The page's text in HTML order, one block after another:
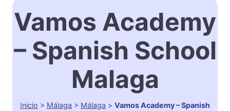
Vamos Academy
– Spanish School
Malaga
Inicio > Málaga > Málaga > Vamos Academy – Spanish